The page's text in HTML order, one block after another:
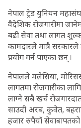
नेपाल ट्रेड युनियन
वैदेशिक रोजगारीमा
बढी सेवा तथा लागत
कामदारले मात्रै सरकारले
प्रयोग गर्न पाएका छन् ।
नेपालले मलेसिया,
लागतमा रोजगारीका
लाग्ने सबै खर्च
साउदी अरब, कुवेत,
हजार रुपैयाँ